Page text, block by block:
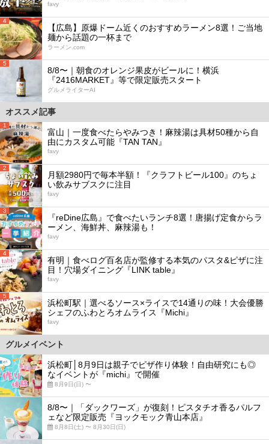
favy
4
【広島】原爆ドーム近くのおすすめラーメン8選！ご当地
麺から話題の一杯まで
ラーメン.com
5
8/8〜｜朝食のオレンジ果皮がビールに！横浜
『2416MARKET』等で限定販売スタート
グルメライターAI
オススメ記事
1
富山｜一度食べたらやみつき！麻辣湯は具材50種から自
由にカスタム可能『TAN TAN』
favy
2
月額2980円で毎本半額！『クラフトビール100』のちょ
い飲みサブスクに注目
favy
3
『reDine広島』で食べたいランチ8選！唐揚げ定食からラ
ーメン、海鮮丼、麻辣湯も！
favy
4
有明｜食べログ百名店が監修する本気のパスタ&ピザに注
目！穴場ダイニング『LINK table』
favy
5
浜松町駅｜選べるソース×ライスで14通りの味！大会優勝
シェフのふわとろオムライス『Michi』
favy
グルメイベント
浜松町│8月9日は親子でピザ作り体験！自由研究にも◎
なイベントが『michi』で開催
8月9日(日) 〜
8/8〜｜「ダックワーズ」が復刻！ピスタチオ香るパルフ
ェなど限定販売『ヨックモック青山本店』
8月8日(土) 〜 8月30日(日)